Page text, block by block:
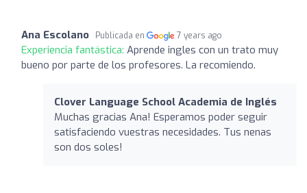
Ana Escolano Publicada en 7 years ago
Experiencia fantástica: Aprende ingles con un trato muy
bueno por parte de los profesores. La recomiendo.
Clover Language School Academia de Inglés
Muchas gracias Ana! Esperamos poder seguir
satisfaciendo vuestras necesidades. Tus nenas
son dos soles!